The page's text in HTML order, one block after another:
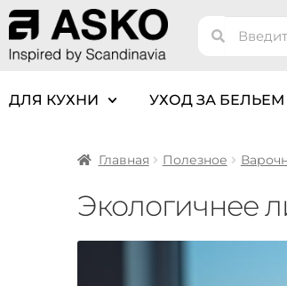
ДЛЯ КУХНИ УХОД ЗА БЕЛЬЕМ
Главная Полезное
Экологичнее